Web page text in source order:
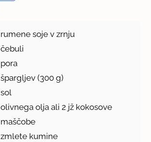
rumene soje v zrnju
čebuli
pora
špargljev (300 g)
sol
olivnega olja ali 2 jž kokosove
maščobe
zmlete kumine